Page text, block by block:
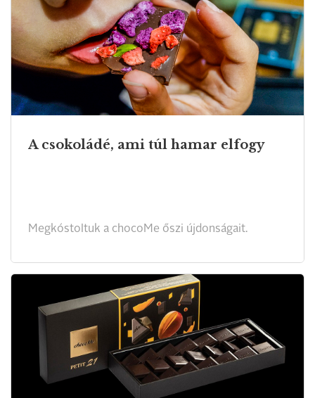
A csokoládé, ami túl hamar elfogy
Megkóstoltuk a chocoMe őszi újdonságait.